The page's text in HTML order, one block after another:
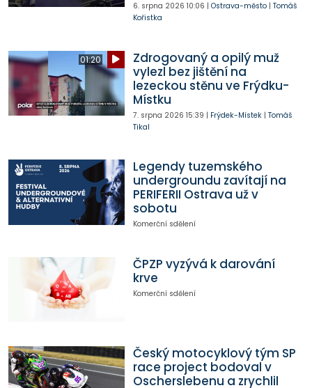
6. srpna 2026 10:06 | Ostrava-město| Tomáš
Kořistka
01:20
Zdrogovaný a opilý muž
vylezl bez jištění na
lezeckou stěnu ve Frýdku-
Místku
7. srpna 2026 15:39 | Frýdek-Místek| Tomáš
Tikal
Legendy tuzemského
undergroundu zavítají na
PERIFERII Ostrava už v
sobotu
Komerční sdělení
ČPZP vyzývá k darování
krve
Komerční sdělení
Český motocyklový tým SP
race project bodoval v
Oscherslebenu a zrychlil